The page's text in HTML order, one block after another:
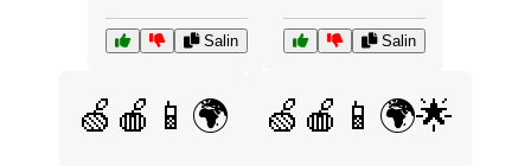
Salin Salin
🍏🍎📱🌍 🍏🍎📱🌍🌟